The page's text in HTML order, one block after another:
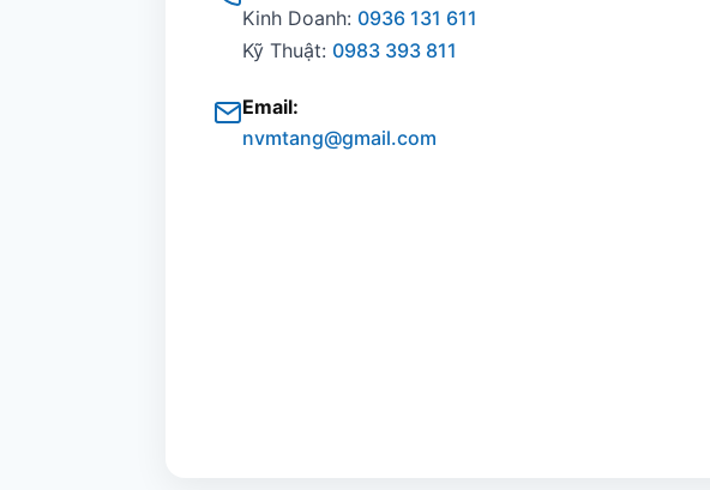
Kinh Doanh: 0936 131 611
Kỹ Thuật: 0983 393 811
Email:
nvmtang@gmail.com